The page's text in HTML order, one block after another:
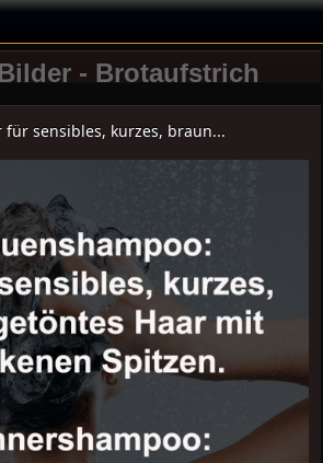
- Brotaufstrich
für sensibles, kurzes, braun...